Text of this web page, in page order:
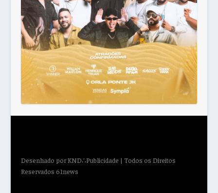
Desenhado porKND∴Publicidade | Todos os Direitos
Reservados 61news